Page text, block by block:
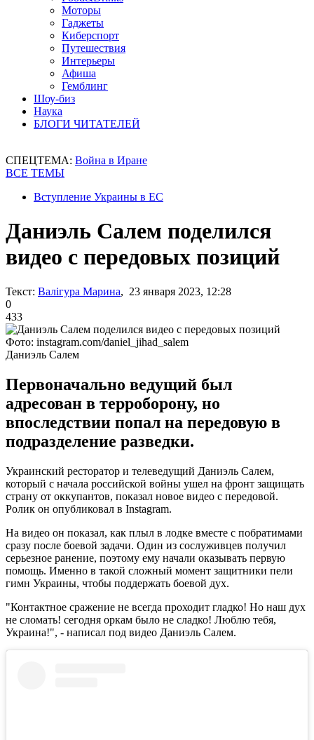
Моторы
Гаджеты
Киберспорт
Путешествия
Интерьеры
Афиша
Гемблинг
Шоу-биз
Наука
БЛОГИ ЧИТАТЕЛЕЙ
СПЕЦТЕМА: Война в Иране
ВСЕ ТЕМЫ
Вступление Украины в ЕС
Даниэль Салем поделился
видео с передовых позиций
Текст: Валігура Марина, 23 января 2023, 12:28
0
433
Фото: instagram.com/daniel_jihad_salem
Даниэль Салем
Первоначально ведущий был
адресован в терроборону, но
впоследствии попал на передовую в
подразделение разведки.
Украинский ресторатор и телеведущий Даниэль Салем,
который с начала российской войны ушел на фронт защищать
страну от оккупантов, показал новое видео с передовой.
Ролик он опубликовал в Instagram.
На видео он показал, как плыл в лодке вместе с побратимами
сразу после боевой задачи. Один из сослуживцев получил
серьезное ранение, поэтому ему начали оказывать первую
помощь. Именно в такой сложный момент защитники пели
гимн Украины, чтобы поддержать боевой дух.
"Контактное сражение не всегда проходит гладко! Но наш дух
не сломать! сегодня оркам было не сладко! Люблю тебя,
Украина!", - написал под видео Даниэль Салем.